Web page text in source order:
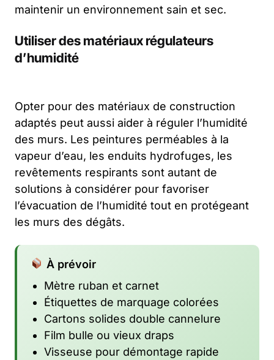
maintenir un environnement sain et sec.
Utiliser des matériaux régulateurs
d’humidité
Opter pour des matériaux de construction
adaptés peut aussi aider à réguler l’humidité
des murs. Les peintures perméables à la
vapeur d’eau, les enduits hydrofuges, les
revêtements respirants sont autant de
solutions à considérer pour favoriser
l’évacuation de l’humidité tout en protégeant
les murs des dégâts.
À prévoir
Mètre ruban et carnet
Étiquettes de marquage colorées
Cartons solides double cannelure
Film bulle ou vieux draps
Visseuse pour démontage rapide